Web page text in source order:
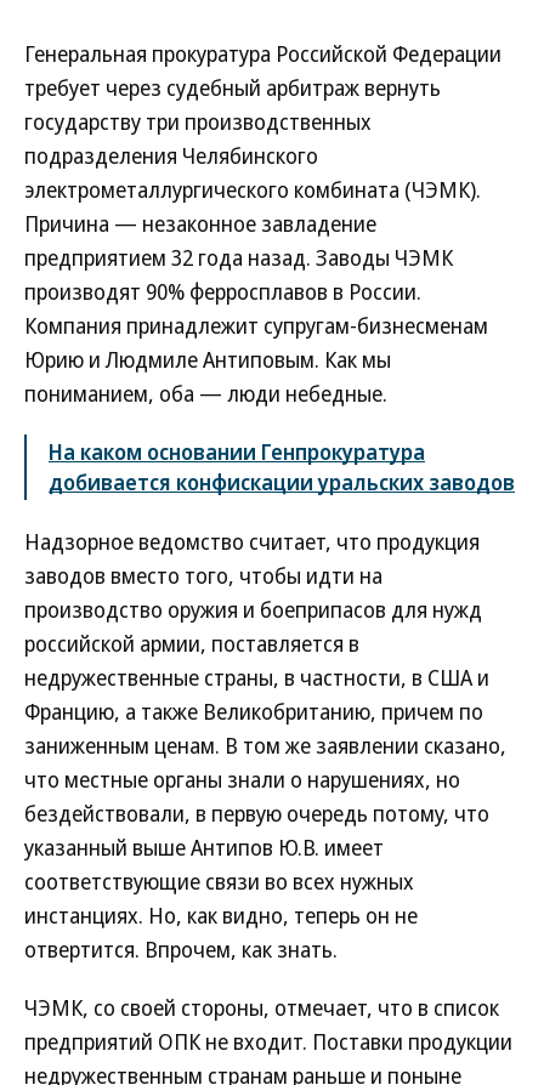
Генеральная прокуратура Российской Федерации
требует через судебный арбитраж вернуть
государству три производственных
подразделения Челябинского
электрометаллургического комбината (ЧЭМК).
Причина — незаконное завладение
предприятием 32 года назад. Заводы ЧЭМК
производят 90% ферросплавов в России.
Компания принадлежит супругам-бизнесменам
Юрию и Людмиле Антиповым. Как мы
пониманием, оба — люди небедные.
На каком основании Генпрокуратура
добивается конфискации уральских заводов
Надзорное ведомство считает, что продукция
заводов вместо того, чтобы идти на
производство оружия и боеприпасов для нужд
российской армии, поставляется в
недружественные страны, в частности, в США и
Францию, а также Великобританию, причем по
заниженным ценам. В том же заявлении сказано,
что местные органы знали о нарушениях, но
бездействовали, в первую очередь потому, что
указанный выше Антипов Ю.В. имеет
соответствующие связи во всех нужных
инстанциях. Но, как видно, теперь он не
отвертится. Впрочем, как знать.
ЧЭМК, со своей стороны, отмечает, что в список
предприятий ОПК не входит. Поставки продукции
недружественным странам раньше и поныне